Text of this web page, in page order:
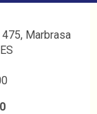
Marbrasa